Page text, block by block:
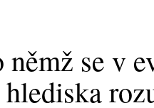
němž se v